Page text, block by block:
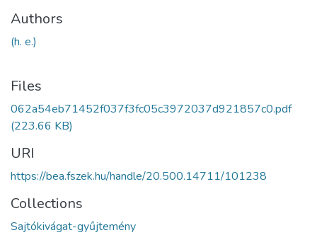
Authors
(h. e.)
Files
062a54eb71452f037f3fc05c3972037d921857c0.pdf
(223.66 KB)
URI
https://bea.fszek.hu/handle/20.500.14711/101238
Collections
Sajtókivágat-gyűjtemény